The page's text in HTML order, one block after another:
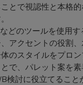
とで視認性と本格
どのツールを使用す
アクセントの役割
のスタイルをプロ
で、パレット案を
検討に役立てること